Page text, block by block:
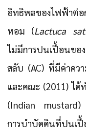
อิทธิพลของไฟฟ้าต่อ
หอม (Lactuca
ไม่มีการปนเปื้อนข
สลับ (AC) ที่มีค่าคว
และคณะ (2011) ได้
(Indian mustard)
การบำบัดดินที่ปนเ